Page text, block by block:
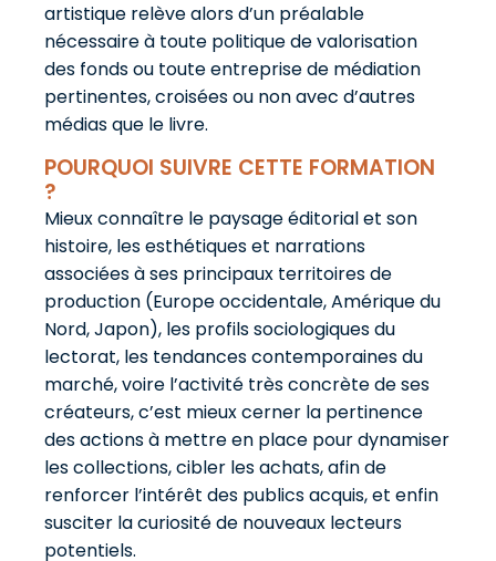
artistique relève alors d’un préalable
nécessaire à toute politique de valorisation
des fonds ou toute entreprise de médiation
pertinentes, croisées ou non avec d’autres
médias que le livre.
POURQUOI SUIVRE CETTE FORMATION
?
Mieux connaître le paysage éditorial et son
histoire, les esthétiques et narrations
associées à ses principaux territoires de
production (Europe occidentale, Amérique du
Nord, Japon), les profils sociologiques du
lectorat, les tendances contemporaines du
marché, voire l’activité très concrète de ses
créateurs, c’est mieux cerner la pertinence
des actions à mettre en place pour dynamiser
les collections, cibler les achats, afin de
renforcer l’intérêt des publics acquis, et enfin
susciter la curiosité de nouveaux lecteurs
potentiels.